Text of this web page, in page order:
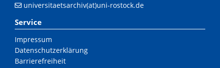
universitaetsarchiv(at)uni-rostock.de
Service
Impressum
Datenschutzerklärung
Barrierefreiheit